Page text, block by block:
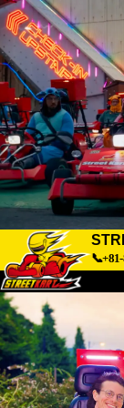
हमारे बारे में
पहुंच